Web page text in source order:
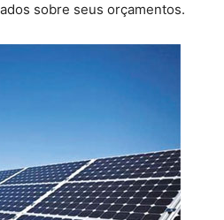
sobre seus orçamentos.